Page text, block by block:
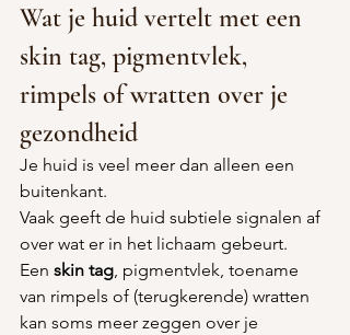
Wat je huid vertelt met een
skin tag, pigmentvlek,
rimpels of wratten over je
gezondheid
Je huid is veel meer dan alleen een
buitenkant.
Vaak geeft de huid subtiele signalen af
over wat er in het lichaam gebeurt.
Een skin tag, pigmentvlek, toename
van rimpels of (terugkerende) wratten
kan soms meer zeggen over je